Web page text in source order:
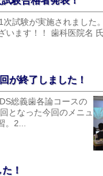
試験が実施されました
ます！！ 歯科医院名 氏
が終了しました！
総義歯各論コースの
となった今回のメニュ
2...
！